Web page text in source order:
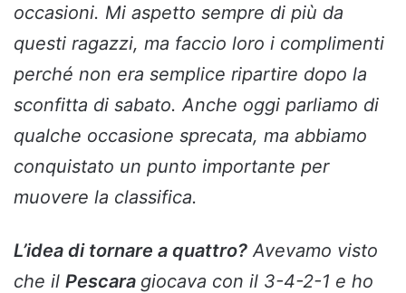
occasioni. Mi aspetto sempre di più da
questi ragazzi, ma faccio loro i complimenti
perché non era semplice ripartire dopo la
sconfitta di sabato. Anche oggi parliamo di
qualche occasione sprecata, ma abbiamo
conquistato un punto importante per
muovere la classifica.
L’idea di tornare a quattro? Avevamo visto
che il Pescara giocava con il 3-4-2-1 e ho